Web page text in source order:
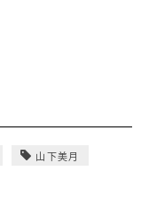
山下美月